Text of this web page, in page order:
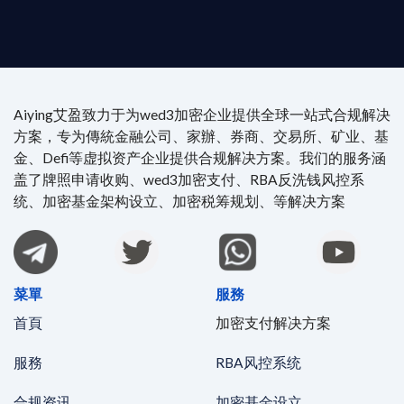
Aiying艾盈致力于为wed3加密企业提供全球一站式合规解决
方案，专为傳統金融公司、家辦、券商、交易所、矿业、基
金、Defi等虚拟资产企业提供合规解决方案。我们的服务涵
盖了牌照申请收购、wed3加密支付、RBA反洗钱风控系
统、加密基金架构设立、加密税筹规划、等解决方案
菜單
首頁
服務
服務
加密支付解决方案
RBA风控系统